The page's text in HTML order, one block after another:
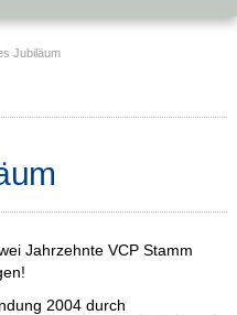
Jubiläum
Jahrzehnte VCP Stamm
2004 durch